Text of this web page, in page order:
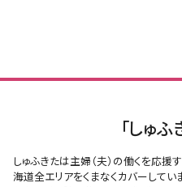
「しゅ
しゅふきたは主婦（夫）の働くを応援
海道全エリアをくまなくカバーして